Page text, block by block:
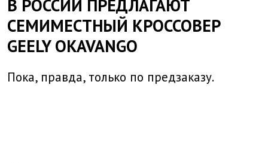
В РОССИИ ПРЕДЛАГАЮТ
СЕМИМЕСТНЫЙ КРОССОВЕР
GEELY OKAVANGO
Пока, правда, только по предзаказу.